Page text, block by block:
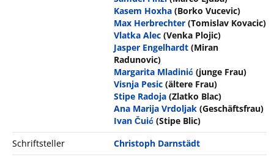
Kasem Hoxha (Borko Vucevic)
Max Herbrechter (Tomislav Kovacic)
Vlatka Alec (Venka Plojic)
Jasper Engelhardt (Miran
Radunovic)
Margarita Mladinić (junge Frau)
Visnja Pesic (ältere Frau)
Stipe Radoja (Zlatko Blac)
Ana Marija Vrdoljak (Geschäftsfrau)
Ivan Čuić (Stipe Blic)
Schriftsteller
Christoph Darnstädt